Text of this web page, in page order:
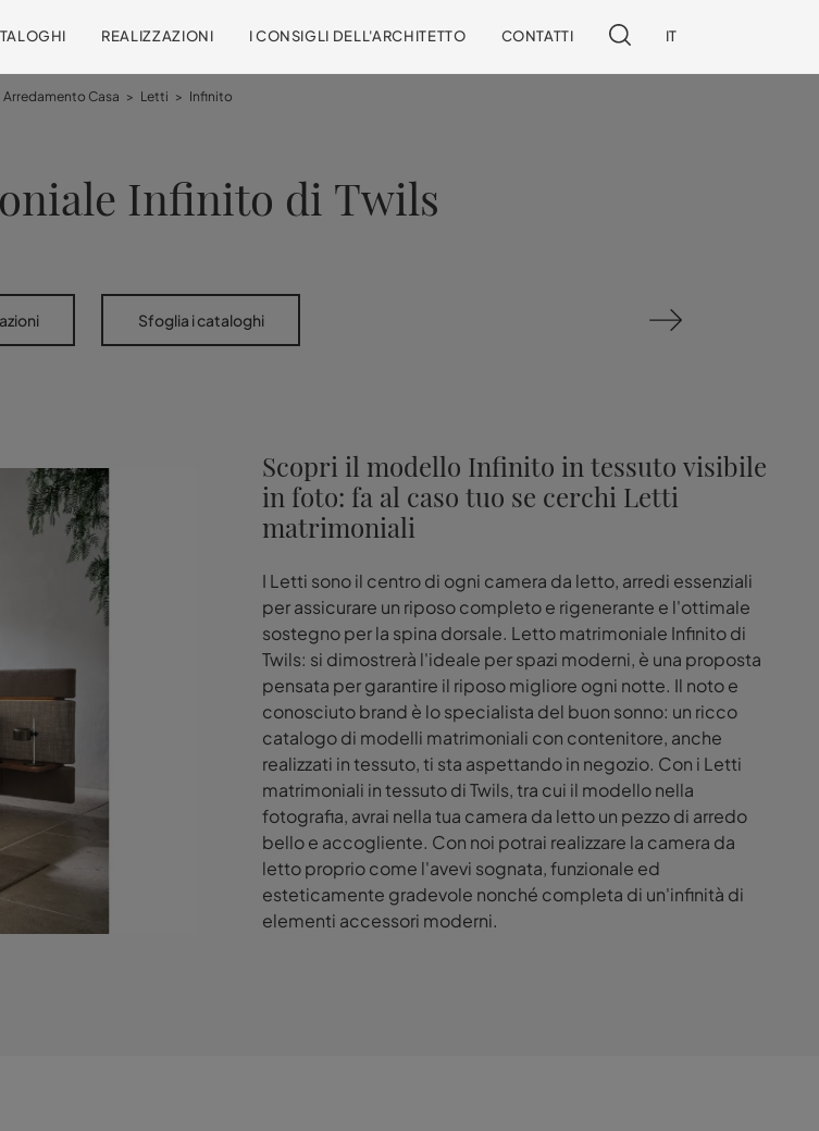
REALIZZAZIONI I CONSIGLI DELL'ARCHITETTO CONTATTI IT
Arredamento Casa > Letti > Infinito
Infinito di Twils
Sfoglia i cataloghi
Scopri il modello Infinito in tessuto visibile
in foto: fa al caso tuo se cerchi Letti
matrimoniali
I Letti sono il centro di ogni camera da letto, arredi essenziali
per assicurare un riposo completo e rigenerante e l'ottimale
sostegno per la spina dorsale. Letto matrimoniale Infinito di
Twils: si dimostrerà l'ideale per spazi moderni, è una proposta
pensata per garantire il riposo migliore ogni notte. Il noto e
conosciuto brand è lo specialista del buon sonno: un ricco
catalogo di modelli matrimoniali con contenitore, anche
realizzati in tessuto, ti sta aspettando in negozio. Con i Letti
matrimoniali in tessuto di Twils, tra cui il modello nella
fotografia, avrai nella tua camera da letto un pezzo di arredo
bello e accogliente. Con noi potrai realizzare la camera da
letto proprio come l'avevi sognata, funzionale ed
esteticamente gradevole nonché completa di un'infinità di
elementi accessori moderni.